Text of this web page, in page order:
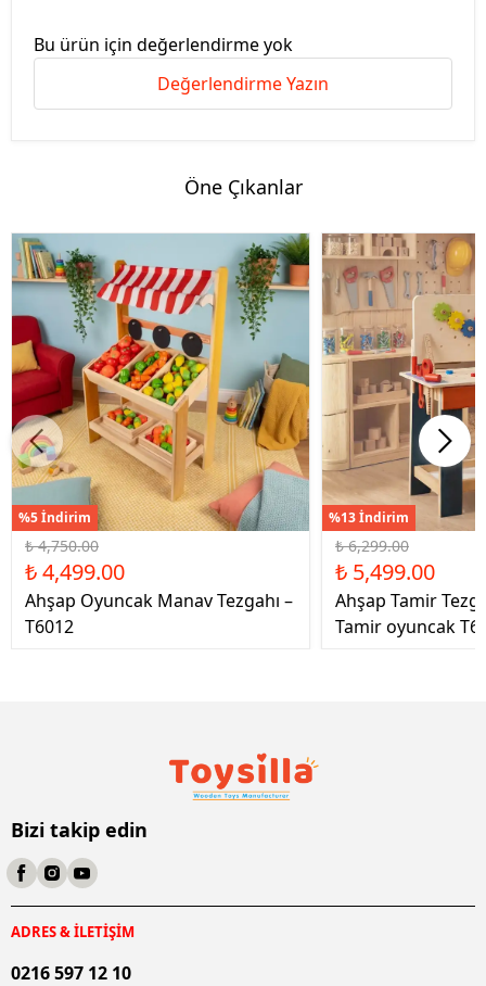
Bu ürün için değerlendirme yok
Değerlendirme Yazın
Öne Çıkanlar
%5 İndirim
₺ 4,750.00
₺ 4,499.00
Ahşap Oyuncak Manav Tezgahı –
T6012
%13 İndirim
₺ 6,299.00
₺ 5,499.00
Ahşap Tamir
Tamir oyuncak
Bizi takip edin
ADRES & İLETİŞİM
0216 597 12 10